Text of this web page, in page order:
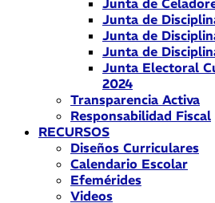
Junta de
Junta de
Junta de
Junta de
Junta Electoral
2024
Transparencia Activa
Responsabilidad Fiscal
RECURSOS
Diseños Curriculares
Calendario Escolar
Efemérides
Videos